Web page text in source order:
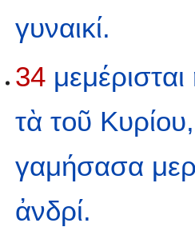
γυναικί.
34 μεμέρισται
τὰ τοῦ Κυρίου,
γαμήσασα
ἀνδρί.